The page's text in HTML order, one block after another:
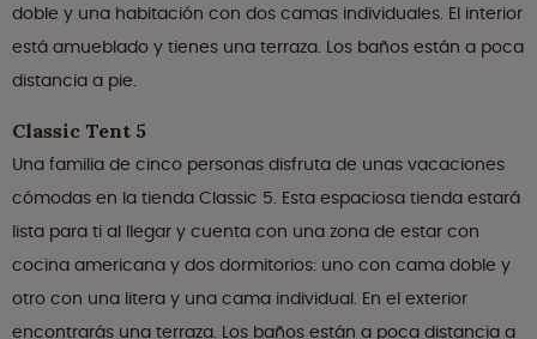
doble y una habitación con dos camas individuales. El interior
está amueblado y tienes una terraza. Los baños están a poca
distancia a pie.
Classic Tent 5
Una familia de cinco personas disfruta de unas vacaciones
cómodas en la tienda Classic 5. Esta espaciosa tienda estará
lista para ti al llegar y cuenta con una zona de estar con
cocina americana y dos dormitorios: uno con cama doble y
otro con una litera y una cama individual. En el exterior
encontrarás una terraza. Los baños están a poca distancia a